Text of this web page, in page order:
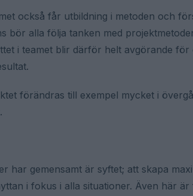
också får utbildning i metoden och
bör alla följa tanken med
i teamet blir därför helt avgörande
förändras till exempel mycket i
har gemensamt är syftet; att skapa
i fokus i alla situationer. Även här